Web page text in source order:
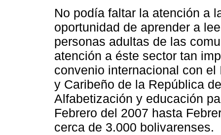
No podía faltar la atención a
oportunidad de aprender a
personas adultas de las
atención a éste sector tan
convenio internacional con
y Caribeño de la República
Alfabetización y educación
Febrero del 2007 hasta
cerca de 3.000 bolivarenses.